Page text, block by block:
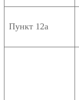
Пункт 12а